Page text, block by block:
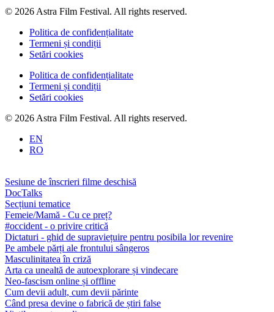
© 2026 Astra Film Festival. All rights reserved.
Politica de confidențialitate
Termeni și condiții
Setări cookies
Politica de confidențialitate
Termeni și condiții
Setări cookies
© 2026 Astra Film Festival. All rights reserved.
EN
RO
Sesiune de înscrieri filme deschisă
DocTalks
Secțiuni tematice
Femeie/Mamă - Cu ce preț?
#occident - o privire critică
Dictaturi - ghid de supraviețuire pentru posibila lor revenire
Pe ambele părți ale frontului sângeros
Masculinitatea în criză
Arta ca unealtă de autoexplorare și vindecare
Neo-fascism online și offline
Cum devii adult, cum devii părinte
Când presa devine o fabrică de știri false